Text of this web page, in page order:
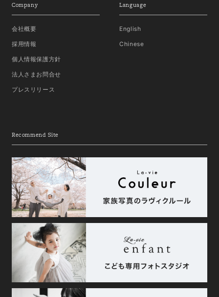
Company
会社概要
採用情報
個人情報保護方針
法人さまお問合せ
プレスリリース
Language
English
Chinese
Recommend Site